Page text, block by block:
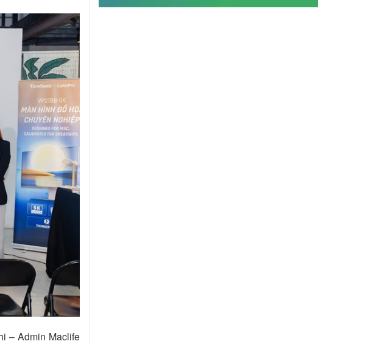
– Admin Maclife